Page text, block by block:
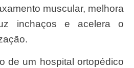
muscular, melhora
inchaços e acelera o